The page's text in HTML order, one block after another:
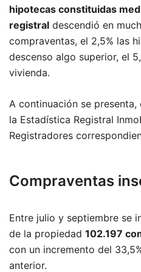
hipotecas constituidas
registral descendió en
compraventas, el 2,5% las
descenso algo superior, el
vivienda.
A continuación se presenta,
la Estadística Registral
Registradores
Compraventas
Entre julio y septiembre se
de la propiedad 102.197
con un incremento del
anterior.